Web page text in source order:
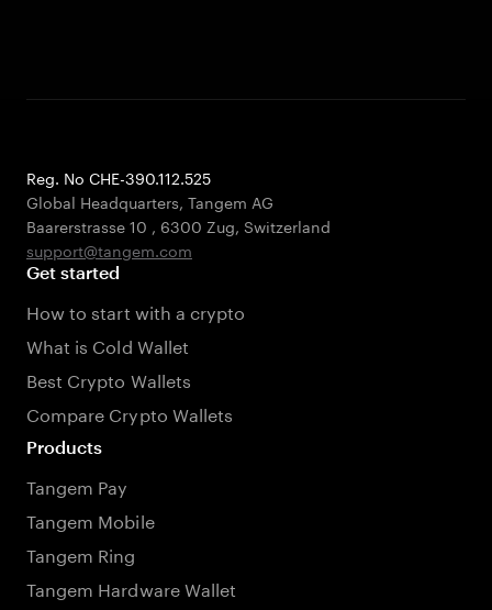
Reg. No CHE-390.112.525
Global Headquarters, Tangem AG
Baarerstrasse 10 , 6300 Zug, Switzerland
support@tangem.com
Get started
How to start with a crypto
What is Cold Wallet
Best Crypto Wallets
Compare Crypto Wallets
Products
Tangem Pay
Tangem Mobile
Tangem Ring
Tangem Hardware Wallet